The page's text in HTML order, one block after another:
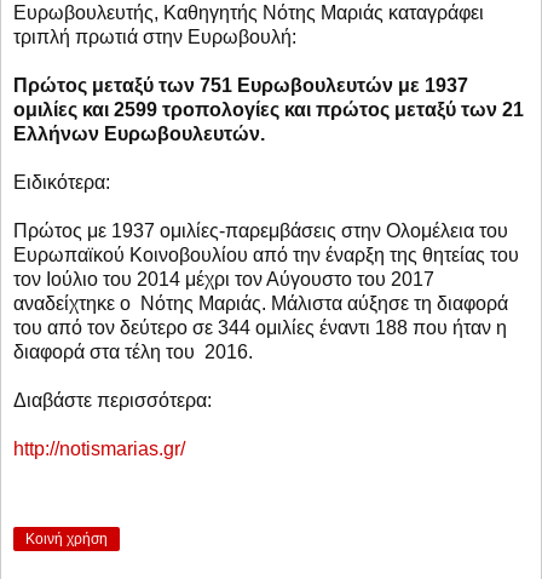
Ευρωβουλευτής, Καθηγητής Νότης Μαριάς καταγράφει
τριπλή πρωτιά στην Ευρωβουλή:
Πρώτος μεταξύ των 751 Ευρωβουλευτών με 1937
ομιλίες και 2599 τροπολογίες και πρώτος μεταξύ των 21
Ελλήνων Ευρωβουλευτών.
Ειδικότερα:
Πρώτος με 1937 ομιλίες-παρεμβάσεις στην Ολομέλεια του
Ευρωπαϊκού Κοινοβουλίου από την έναρξη της θητείας του
τον Ιούλιο του 2014 μέχρι τον Αύγουστο του 2017
αναδείχτηκε ο Νότης Μαριάς. Μάλιστα αύξησε τη διαφορά
του από τον δεύτερο σε 344 ομιλίες έναντι 188 που ήταν η
διαφορά στα τέλη του 2016.
Διαβάστε περισσότερα:
http://notismarias.gr/
Κοινή χρήση